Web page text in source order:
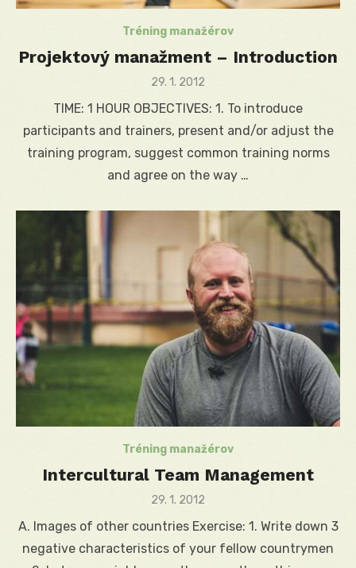
Tréning manažérov
Projektový manažment – Introduction
Posted
29. 1. 2012
TIME: 1 HOUR OBJECTIVES: 1. To introduce
participants and trainers, present and/or adjust the
training program, suggest common training norms
and agree on the way …
Tréning manažérov
Intercultural Team Management
Posted
29. 1. 2012
A. Images of other countries Exercise: 1. Write down 3
negative characteristics of your fellow countrymen